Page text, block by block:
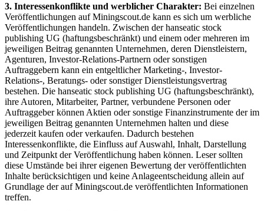
3. Interessenkonflikte und werblicher Charakter: Bei einzelnen
Veröffentlichungen auf Miningscout.de kann es sich um werbliche
Veröffentlichungen handeln. Zwischen der hanseatic stock
publishing UG (haftungsbeschränkt) und einem oder mehreren im
jeweiligen Beitrag genannten Unternehmen, deren Dienstleistern,
Agenturen, Investor-Relations-Partnern oder sonstigen
Auftraggebern kann ein entgeltlicher Marketing-, Investor-
Relations-, Beratungs- oder sonstiger Dienstleistungsvertrag
bestehen. Die hanseatic stock publishing UG (haftungsbeschränkt),
ihre Autoren, Mitarbeiter, Partner, verbundene Personen oder
Auftraggeber können Aktien oder sonstige Finanzinstrumente der im
jeweiligen Beitrag genannten Unternehmen halten und diese
jederzeit kaufen oder verkaufen. Dadurch bestehen
Interessenkonflikte, die Einfluss auf Auswahl, Inhalt, Darstellung
und Zeitpunkt der Veröffentlichung haben können. Leser sollten
diese Umstände bei ihrer eigenen Bewertung der veröffentlichten
Inhalte berücksichtigen und keine Anlageentscheidung allein auf
Grundlage der auf Miningscout.de veröffentlichten Informationen
treffen.